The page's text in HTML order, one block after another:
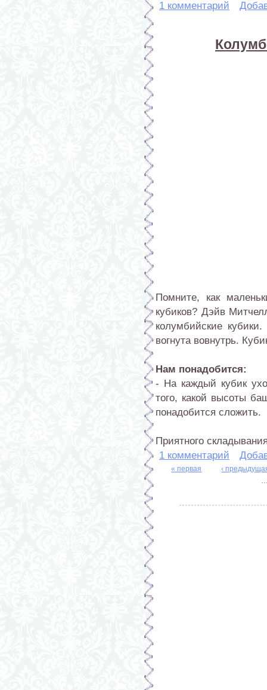
1 комментарий
Помните, как
кубиков? Дэйв
колумбийские
вогнута вовнутрь.
Нам понадобится:
- На каждый кубик
того, какой высоты
понадобится сложить.
Приятного
1 комментарий
« первая
‹